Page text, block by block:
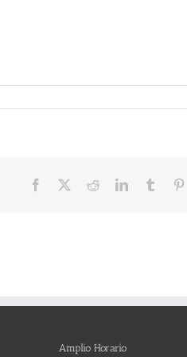
Facebook RedditLinkedInTumblr
Amplio Horario